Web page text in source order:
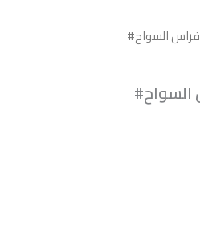
السواح#
السواح#